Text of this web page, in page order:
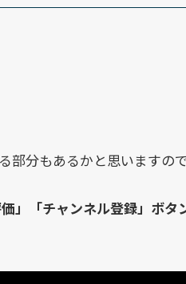
分もあるかと思いますの
」「チャンネル登録」ボタ